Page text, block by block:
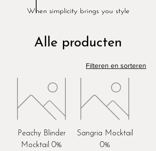
Alle producten
Filteren en sorteren
Peachy Blinder
Mocktail 0%
Sangria Mocktail
0%